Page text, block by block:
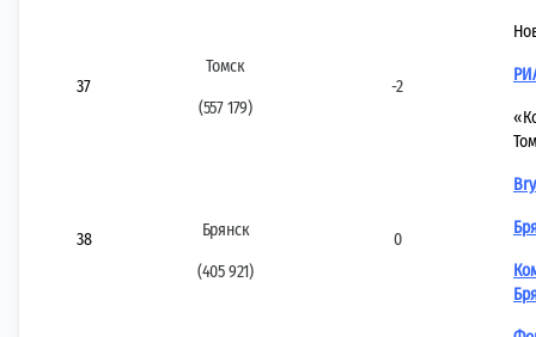
37
Томск
(557 179)
-2
38 Брянск
(405 921)
0